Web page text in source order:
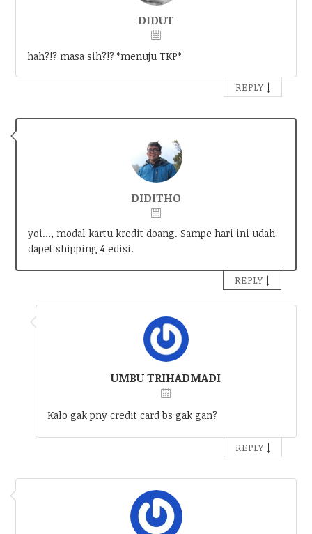
DIDUT
hah?!? masa sih?!? *menuju TKP*
REPLY ↓
DIDITHO
yoi…, modal kartu kredit doang. Sampe hari ini udah
dapet shipping 4 edisi.
REPLY ↓
UMBU TRIHADMADI
Kalo gak pny credit card bs gak gan?
REPLY ↓